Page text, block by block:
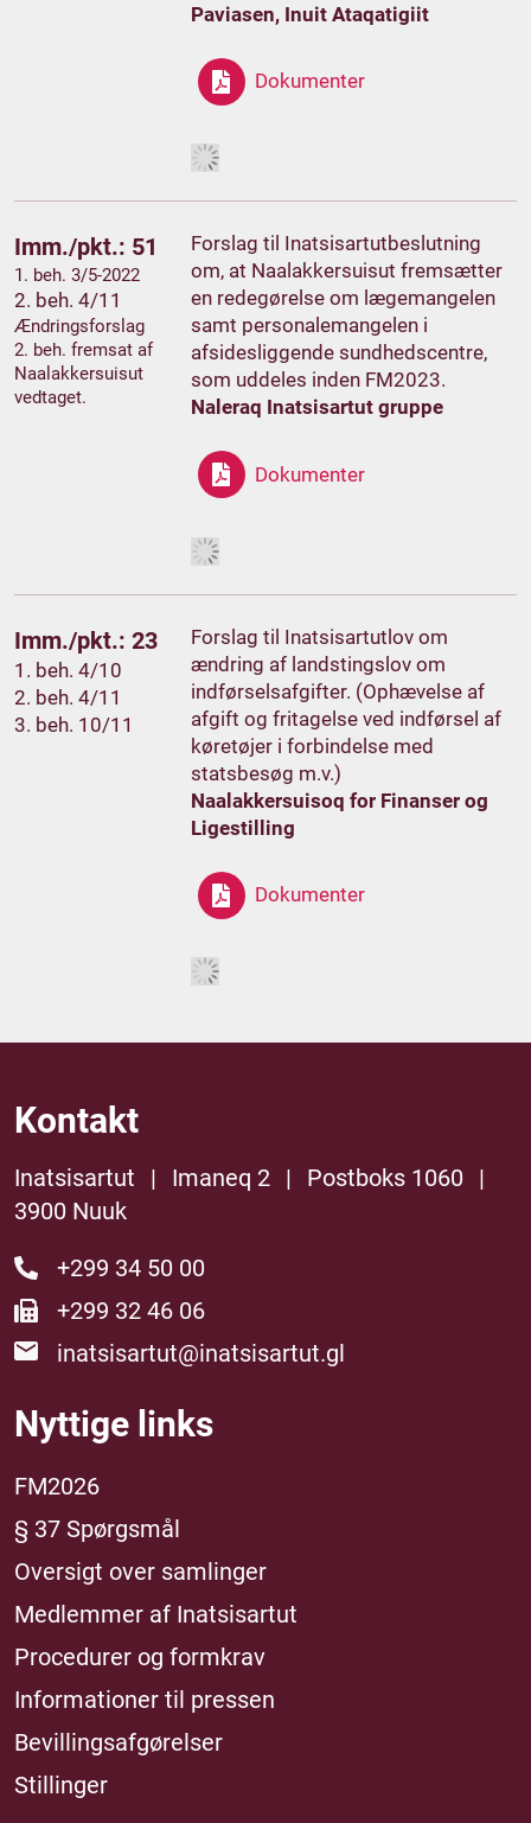
Paviasen, Inuit Ataqatigiit
Dokumenter
Imm./pkt.: 51
1. beh. 3/5-2022
2. beh. 4/11
Ændringsforslag
2. beh. fremsat af
Naalakkersuisut
vedtaget.
Forslag til Inatsisartutbeslutning
om, at Naalakkersuisut fremsætter
en redegørelse om lægemangelen
samt personalemangelen i
afsidesliggende sundhedscentre,
som uddeles inden FM2023.
Naleraq Inatsisartut gruppe
Dokumenter
Imm./pkt.: 23
1. beh. 4/10
2. beh. 4/11
3. beh. 10/11
Forslag til Inatsisartutlov om
ændring af landstingslov om
indførselsafgifter. (Ophævelse af
afgift og fritagelse ved indførsel af
køretøjer i forbindelse med
statsbesøg m.v.)
Naalakkersuisoq for Finanser og
Ligestilling
Dokumenter
Kontakt
Inatsisartut | Imaneq 2 | Postboks 1060
|
3900 Nuuk
+299 34 50 00
+299 32 46 06
inatsisartut@inatsisartut.gl
Nyttige links
FM2026
§ 37 Spørgsmål
Oversigt over samlinger
Medlemmer af Inatsisartut
Procedurer og formkrav
Informationer til pressen
Bevillingsafgørelser
Stillinger